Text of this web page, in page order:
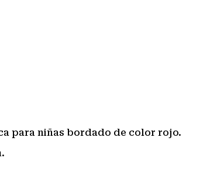
para niñas bordado de color rojo.